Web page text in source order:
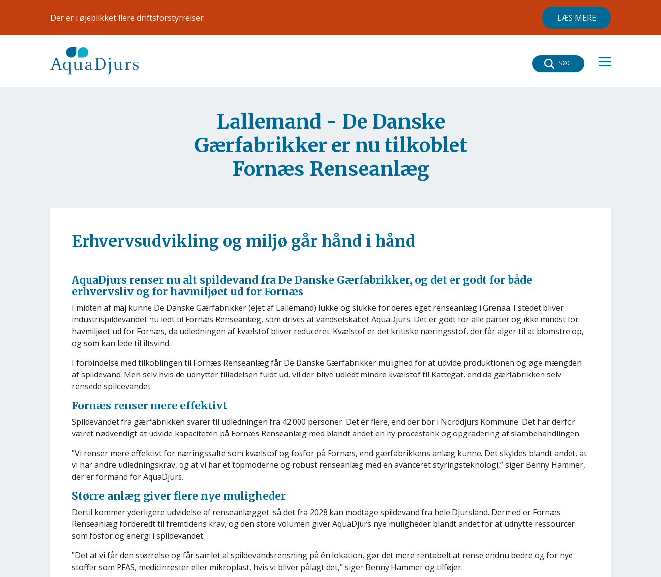
Der er i øjeblikket flere driftsforstyrrelser
LÆS MERE
SØG
Lallemand - De Danske
Gærfabrikker er nu tilkoblet
Fornæs Renseanlæg
Erhvervsudvikling og miljø går hånd i hånd
AquaDjurs renser nu alt spildevand fra De Danske Gærfabrikker, og det er godt for både
erhvervsliv og for havmiljøet ud for Fornæs
I midten af maj kunne De Danske Gærfabrikker (ejet af Lallemand) lukke og slukke for deres eget renseanlæg i Grenaa. I stedet bliver
industrispildevandet nu ledt til Fornæs Renseanlæg, som drives af vandselskabet AquaDjurs. Det er godt for alle parter og ikke mindst for
havmiljøet ud for Fornæs, da udledningen af kvælstof bliver reduceret. Kvælstof er det kritiske næringsstof, der får alger til at blomstre op,
og som kan lede til iltsvind.
I forbindelse med tilkoblingen til Fornæs Renseanlæg får De Danske Gærfabrikker mulighed for at udvide produktionen og øge mængden
af spildevand. Men selv hvis de udnytter tilladelsen fuldt ud, vil der blive udledt mindre kvælstof til Kattegat, end da gærfabrikken selv
rensede spildevandet.
Fornæs renser mere effektivt
Spildevandet fra gærfabrikken svarer til udledningen fra 42.000 personer. Det er flere, end der bor i Norddjurs Kommune. Det har derfor
været nødvendigt at udvide kapaciteten på Fornæs Renseanlæg med blandt andet en ny procestank og opgradering af slambehandlingen.
”Vi renser mere effektivt for næringssalte som kvælstof og fosfor på Fornæs, end gærfabrikkens anlæg kunne. Det skyldes blandt andet, at
vi har andre udledningskrav, og at vi har et topmoderne og robust renseanlæg med en avanceret styringsteknologi,” siger Benny Hammer,
der er formand for AquaDjurs.
Større anlæg giver flere nye muligheder
Dertil kommer yderligere udvidelse af renseanlægget, så det fra 2028 kan modtage spildevand fra hele Djursland. Dermed er Fornæs
Renseanlæg forberedt til fremtidens krav, og den store volumen giver AquaDjurs nye muligheder blandt andet for at udnytte ressourcer
som fosfor og energi i spildevandet.
”Det at vi får den størrelse og får samlet al spildevandsrensning på én lokation, gør det mere rentabelt at rense endnu bedre og for nye
stoffer som PFAS, medicinrester eller mikroplast, hvis vi bliver pålagt det,” siger Benny Hammer og tilføjer: